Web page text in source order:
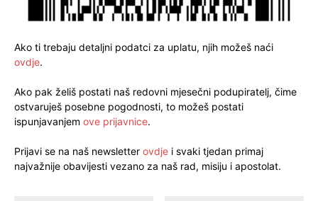
Ako ti trebaju detaljni podatci za uplatu, njih možeš naći
ovdje.
Ako pak želiš postati naš redovni mjesečni podupiratelj, čime
ostvaruješ posebne pogodnosti, to možeš postati
ispunjavanjem ove prijavnice.
Prijavi se na naš newsletter ovdje i svaki tjedan primaj
najvažnije obavijesti vezano za naš rad, misiju i apostolat.